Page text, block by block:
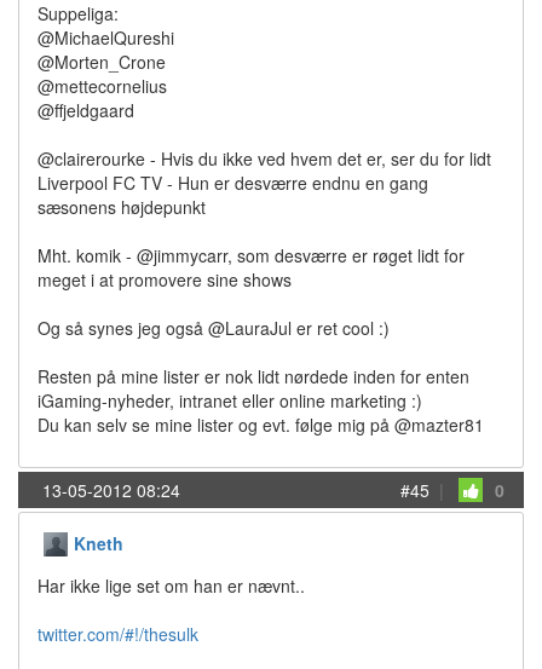
Suppeliga:
@MichaelQureshi
@Morten_Crone
@mettecornelius
@ffjeldgaard
@clairerourke - Hvis du ikke ved hvem det er, ser du for lidt
Liverpool FC TV - Hun er desværre endnu en gang
sæsonens højdepunkt
Mht. komik - @jimmycarr, som desværre er røget lidt for
meget i at promovere sine shows
Og så synes jeg også @LauraJul er ret cool :)
Resten på mine lister er nok lidt nørdede inden for enten
iGaming-nyheder, intranet eller online marketing :)
Du kan selv se mine lister og evt. følge mig på @mazter81
13-05-2012 08:24 #45 | 0
Kneth
Har ikke lige set om han er nævnt..
twitter.com/#!/thesulk